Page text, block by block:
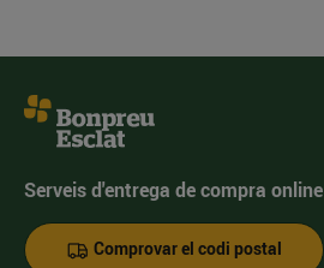
Serveis d'entrega de compra online
Comprovar el codi postal